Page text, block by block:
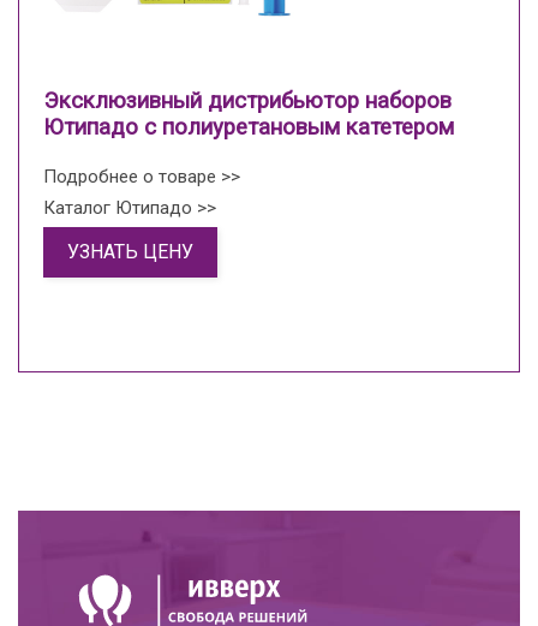
Эксклюзивный дистрибьютор наборов
Ютипадо с полиуретановым катетером
Подробнее о товаре >>
Каталог Ютипадо >>
УЗНАТЬ ЦЕНУ